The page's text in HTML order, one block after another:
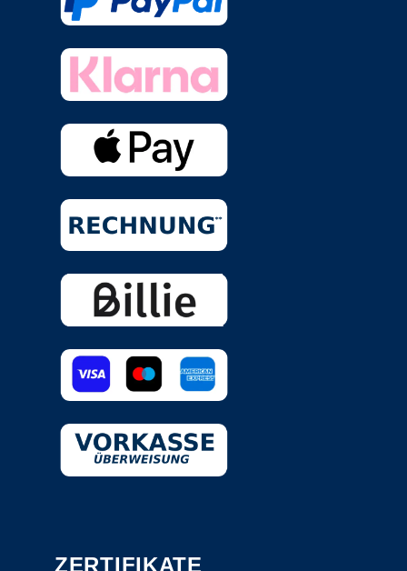
ZERTIFIKATE